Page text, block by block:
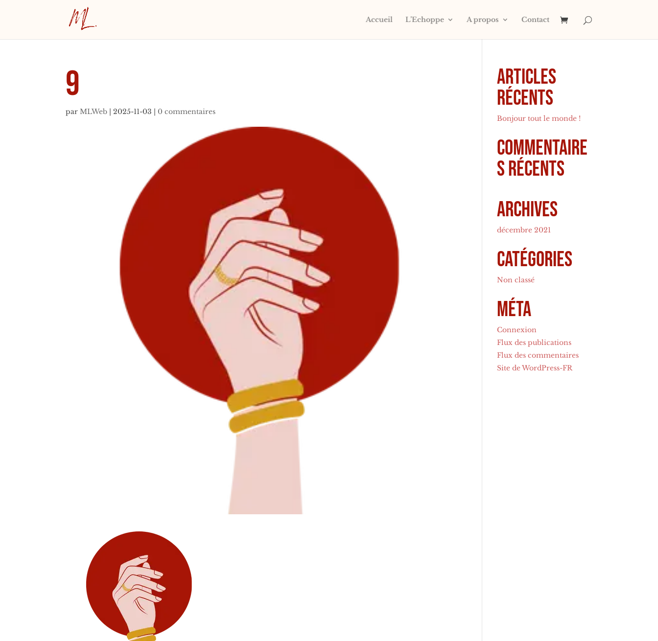
Accueil L’Echoppe A propos Contact
9
parMLWeb |2025-11-03 | 0 commentaires
Articles
récents
Bonjour tout le monde !
Commentaire
s récents
Archives
décembre 2021
Catégories
Non classé
Méta
Connexion
Flux des publications
Flux des commentaires
Site de WordPress-FR